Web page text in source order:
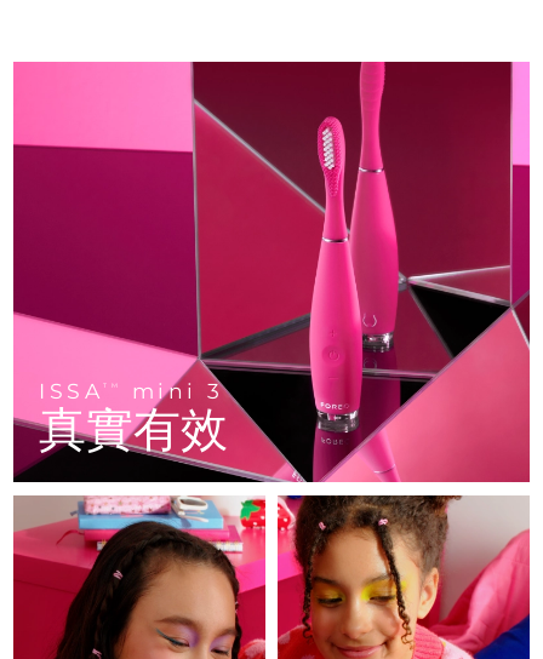
ISSATM mini 3
真實有效
LUNA™ 4 mini
For young skin, T-zone
For travel or gym bag
LUNA™護膚
Premium cleansers & balm
LUNA™ 設備
All facial cleansing devices
面部提拉護理
Premium anti-aging skincare
All premium facelift devices
device
UFO™ 3 mini
Red light therapy device for young skin
UFO™ 3 go
Portable red light therapy
面膜
Rejuvenation & hydration
UFO™ 設備
All deep facial hydration devices
Smart hybrid silicone sonic toothbrush
issa™ 4 smile
Hybrid silicone sonic toothbrush
issa™ 4 baby
For ages 0-3
issa™ Teeth Whitening Set
Dual LED + sonic device & 18% PAP gel
ISSA™ 設備
All silicone sonic toothbrushes
FAQ™ 101
Clinical anti-aging
Advanced clinical anti-aging
FAQ™ 103
Luxurious clinical anti-aging set
FAQ™ P1 Primer
Manuka honey primer
FAQ™護膚品
All FAQ™ skincare
LED 護理
FAQ™ 201
LED mask
LED mask
FAQ™ 211
Anti-aging neck & décolleté LED mask
FAQ™ 221
Anti-aging LED hand mask
FAQ™護膚品
All FAQ™ skincare
FAQ™ 301
LED hair strengthening scalp massager
FAQ™ Scalp Serum
Scalp recovery probiotic serum
FAQ™護膚品
All FAQ™ skincare
FAQ™產品
肌膚年輕化
NEW
FAQ™ 501
Full-Spectrum Red Light Therapy
FAQ™ 502
Full-Spectrum Red Light Therapy
FAQ™ Red Light Serum
FAQ™ skincare
專業治療
PEACH™ 2 Pro Max
身體護理
BEAR™ 2 body
智利 預計送達日期8/16/26
預計送達日期
預計送達日期
預計送達日期
預計送達日期8/13/26
預計送達日期8/12/26
丹麥 預計送達日期
愛沙尼亞 預計送達日期
芬蘭 預計送達日期8/12/26
預計送達日期 8/12/26
法屬玻里尼西亞 預計送達日期8/16/26